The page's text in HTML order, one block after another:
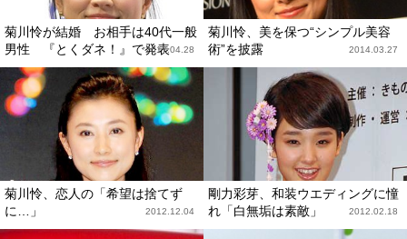
菊川怜が結婚 お相手は40代一般
男性 『とくダネ！』で発表2017.04.28
菊川怜、美を保つ“シンプル美容
術”を披露
2014.03.27
菊川怜、恋人の「希望は捨てず
に…」
2012.12.04
剛力彩芽、和装ウエディングに憧
れ「白無垢は素敵」
2012.02.18